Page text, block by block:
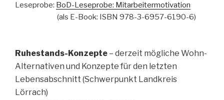
Leseprobe: BoD-Leseprobe: Mitarbeitermotivation
(als E-Book: ISBN 978-3-6957-6190-6)
Ruhestands-Konzepte – derzeit mögliche Wohn-
Alternativen und Konzepte für den letzten
Lebensabschnitt (Schwerpunkt Landkreis
Lörrach)